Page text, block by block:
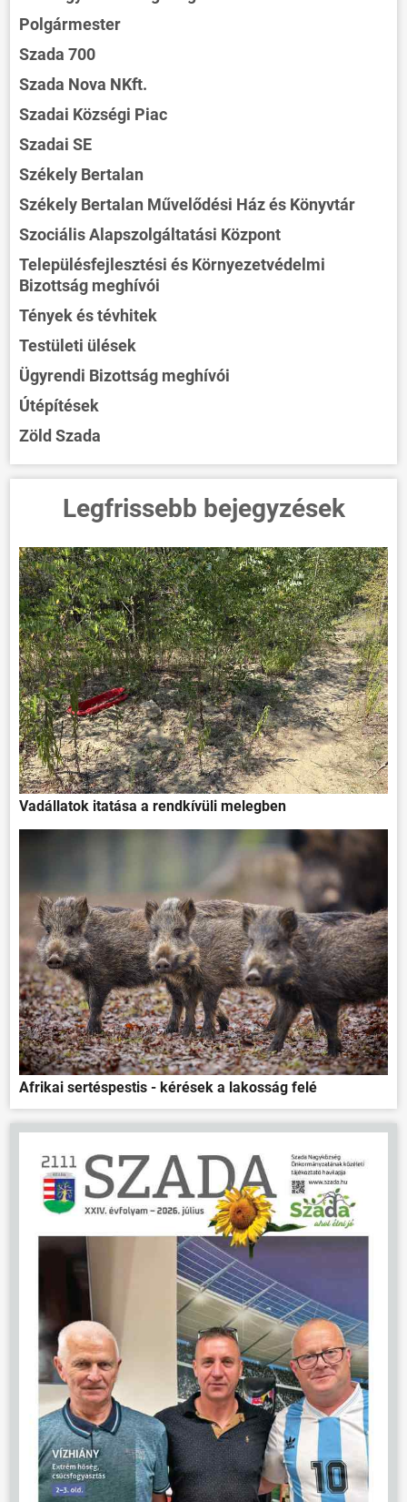
Polgármester
Szada 700
Szada Nova NKft.
Szadai Községi Piac
Szadai SE
Székely Bertalan
Székely Bertalan Művelődési Ház és Könyvtár
Szociális Alapszolgáltatási Központ
Településfejlesztési és Környezetvédelmi
Bizottság meghívói
Tények és tévhitek
Testületi ülések
Ügyrendi Bizottság meghívói
Útépítések
Zöld Szada
Legfrissebb bejegyzések
Vadállatok itatása a rendkívüli melegben
Afrikai sertéspestis - kérések a lakosság felé